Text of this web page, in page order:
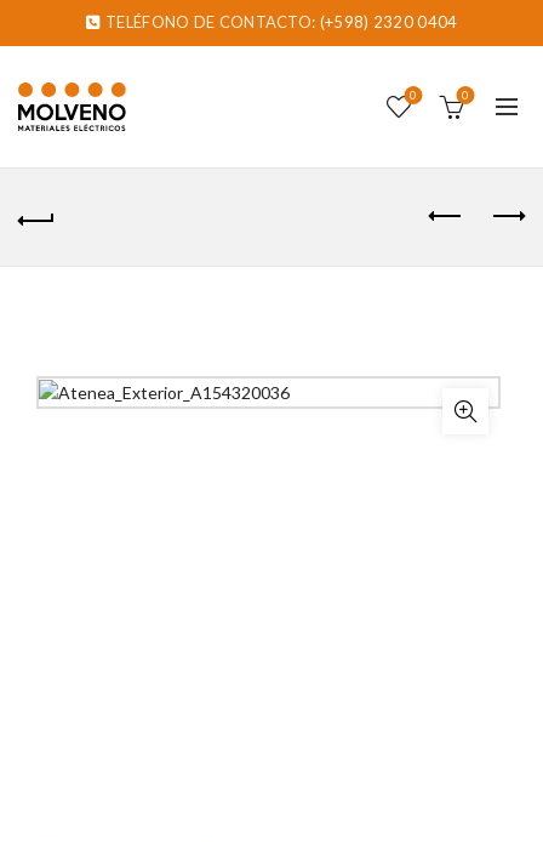
TELÉFONO DE CONTACTO: (+598) 2320 0404
0 0